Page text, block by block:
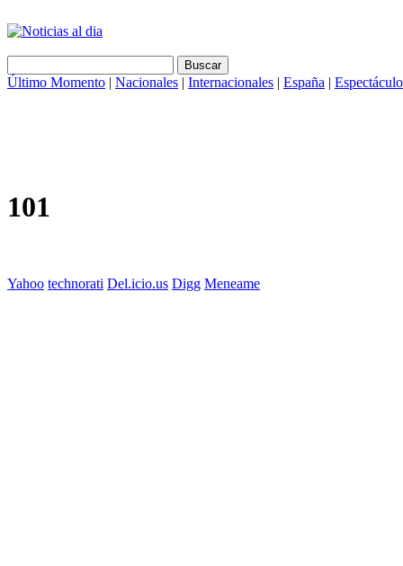
Último Momento | Nacionales | Internacionales | España |
101
Yahoo technorati Del.icio.us Digg Meneame